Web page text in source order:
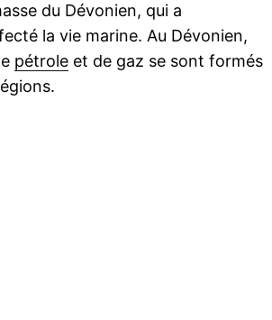
du Dévonien, qui a
la vie marine. Au Dévonien,
pétroleet de gaz se sont formés